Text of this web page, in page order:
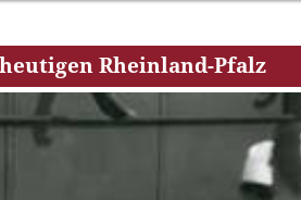
Rheinland-Pfalz